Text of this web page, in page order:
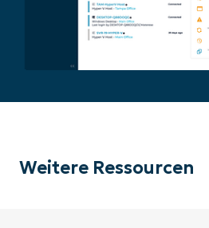
Weitere Ressourcen